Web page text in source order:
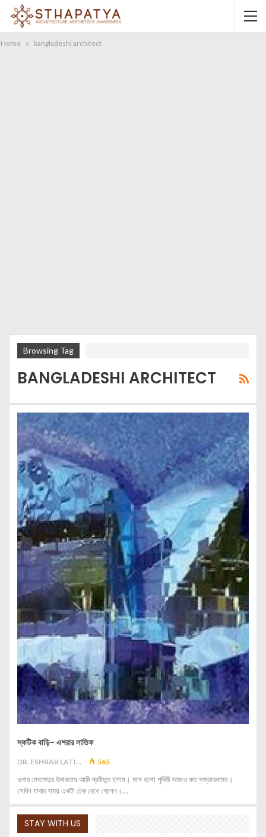
Home bangladeshi architect
Browsing Tag
BANGLADESHI ARCHITECT
স্ফটিক বাড়ি- এশরার লাতিফ
DR. ESHRAR LATIF 565
ওনার মেঘমেদুর উদারতায় আমি দ্রবীভূত হলাম। মনে হলো পৃথিবী আজও কত সম্ভাবনাময়।
সেদিন যাবার সময় একটা চেক রেখে গেলেন।…
STAY WITH US